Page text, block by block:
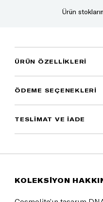
Ürün
ÜRÜN ÖZELLIKLERI
ÖDEME SEÇENEKLERI
TESLİMAT VE İADE
KOLEKSİYON